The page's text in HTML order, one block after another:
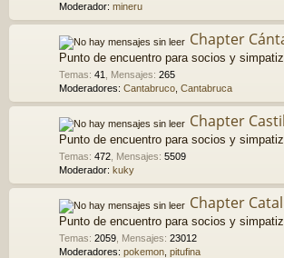
Moderador: mineru
Chapter
Punto de encuentro para socios y
Temas: 41 Mensajes: 265
Moderadores: Cantabruco Cantabruca
Chapter
Punto de encuentro para socios y
Temas: 472 Mensajes: 5509
Moderador: kuky
Chapter
Punto de encuentro para socios y
Temas: 2059 Mensajes: 23012
Moderadores: pokemon pitufina